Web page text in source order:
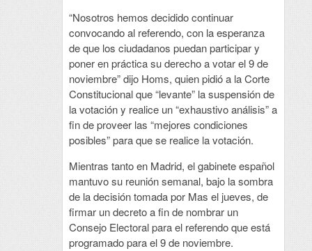
“Nosotros hemos decidido continuar
convocando al referendo, con la esperanza
de que los ciudadanos puedan participar y
poner en práctica su derecho a votar el 9 de
noviembre” dijo Homs, quien pidió a la Corte
Constitucional que “levante” la suspensión de
la votación y realice un “exhaustivo análisis” a
fin de proveer las “mejores condiciones
posibles” para que se realice la votación.
Mientras tanto en Madrid, el gabinete español
mantuvo su reunión semanal, bajo la sombra
de la decisión tomada por Mas el jueves, de
firmar un decreto a fin de nombrar un
Consejo Electoral para el referendo que está
programado para el 9 de noviembre.